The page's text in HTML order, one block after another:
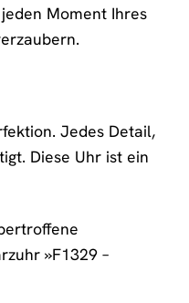
Moment Ihres
Jedes Detail,
Diese Uhr ist ein
»F1329 –